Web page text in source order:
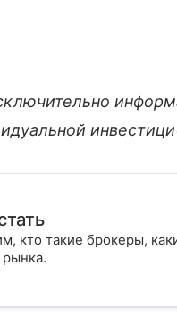
кто такие брокеры,
рынка.